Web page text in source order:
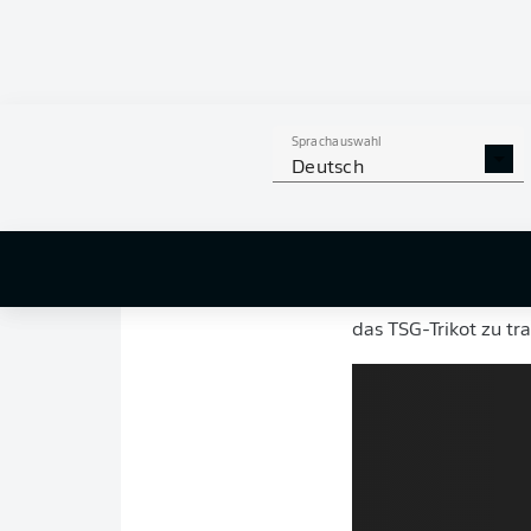
Sprachauswahl
Deutsch
nahm trotz seines
überzeugt, dass er
gehen kann. Wir
hervorragende
das TSG-Trikot zu